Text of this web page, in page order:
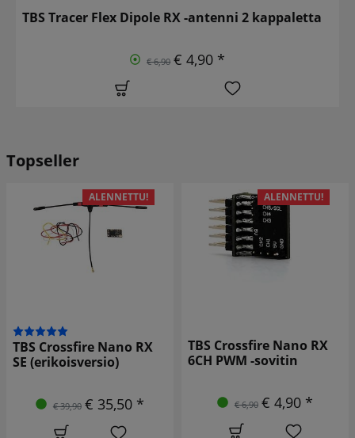
TBS Tracer Flex Dipole RX -antenni 2 kappaletta
€ 6,90 € 4,90 *
Topseller
ALENNETTU!
Crossfire Nano RX
€ 39,90 € 35,50 *
ALENNETTU!
TBS Crossfire Nano RX
6CH PWM -sovitin
€ 6,90 € 4,90 *